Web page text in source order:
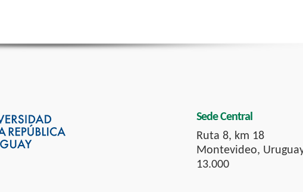
Sede Central
Ruta 8, km 18
Montevideo,
13.000